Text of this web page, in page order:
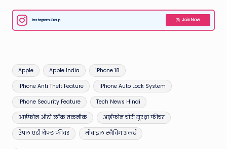
Instagram Group Join Now
Tags:
Apple Apple India iPhone 18
iPhone Anti Theft Feature iPhone Auto Lock System
iPhone Security Feature Tech News Hindi
आईफोन ऑटो लॉक तकनीक आईफोन चोरी सुरक्षा फीचर
ऐपल एंटी थेफ्ट फीचर मोबाइल स्नैचिंग अलर्ट